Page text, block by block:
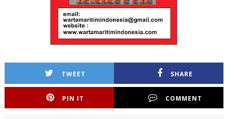
TWEET SHARE
PIN IT COMMENT